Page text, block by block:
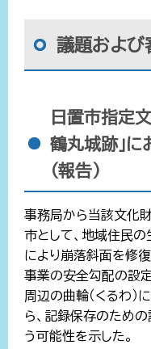
議題および
日置市指定文
鶴丸城跡」
（報告）
事務局から当該文化
市として、地域住民
により崩落斜面を修
事業の安全勾配の設
周辺の曲輪（くるわ）
ら、記録保存のため
う可能性を示した。